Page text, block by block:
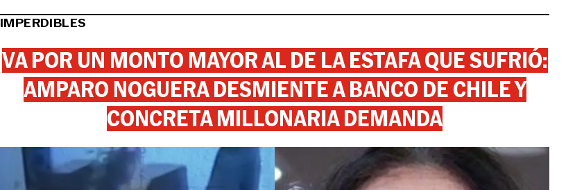
IMPERDIBLES
VA POR UN MONTO MAYOR AL DE LA ESTAFA QUE SUFRIÓ:
AMPARO NOGUERA DESMIENTE A BANCO DE CHILE Y
CONCRETA MILLONARIA DEMANDA